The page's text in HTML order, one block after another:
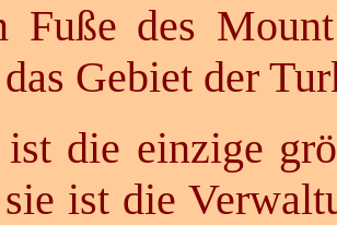
Fuße des
Gebiet der
die einzige
ist die